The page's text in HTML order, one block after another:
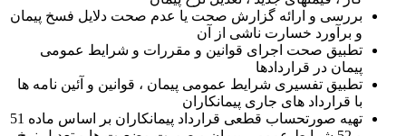
بررسی و ارائه گزارش صحت یا عدم صحت دلایل فسخ پیمان
و برآورد خسارت ناشی از آن
تطبیق صحت اجرای قوانین و مقررات و شرایط عمومی
پیمان در قراردادها
تطبیق تفسیری شرایط عمومی پیمان ، قوانین و آئین نامه ها
با قرارداد های جاری پیمانکاران
تهیه صورتحساب قطعی قرارداد پیمانکاران بر اساس ماده 51